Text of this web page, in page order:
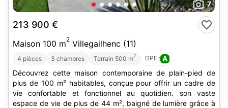
7
213 900 €
Maison 100 m2 Villegailhenc (11)
4 pièces 3 chambres Terrain 500 m2 DPE : A
Découvrez cette maison contemporaine de plain-pied de
plus de 100 m² habitables, conçue pour offrir un cadre de
vie confortable et fonctionnel au quotidien. son vaste
espace de vie de plus de 44 m², baigné de lumière grâce à